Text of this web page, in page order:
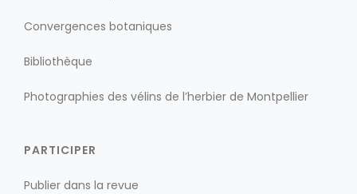
Convergences botaniques
Bibliothèque
Photographies des vélins de l’herbier de Montpellier
PARTICIPER
Publier dans la revue